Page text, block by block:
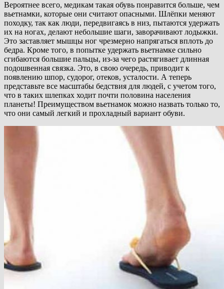
Вероятнее всего, медикам такая обувь понравится больше, чем
вьетнамки, которые они считают опасными. Шлёпки меняют
походку, так как люди, передвигаясь в низ, пытаются удержать
их на ногах, делают небольшие шаги, заворачивают лодыжки.
Это заставляет мышцы ног чрезмерно напрягаться вплоть до
бедра. Кроме того, в попытке удержать вьетнамке сильно
сгибаются большие пальцы, из-за чего растягивает длинная
подошвенная связка. Это, в свою очередь, приводит к
появлению шпор, судорог, отеков, усталости. А теперь
представьте все масштабы бедствия для людей, с учетом того,
что в таких шлепках ходит почти половина населения
планеты! Преимуществом вьетнамок можно назвать только то,
что они самый легкий и прохладный вариант обуви.